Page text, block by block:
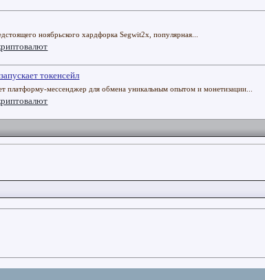
ноябрьского хардфорка Segwit2x, популярная...
токенсейл
платформу-мессенджер для обмена уникальным опытом и монетизации...